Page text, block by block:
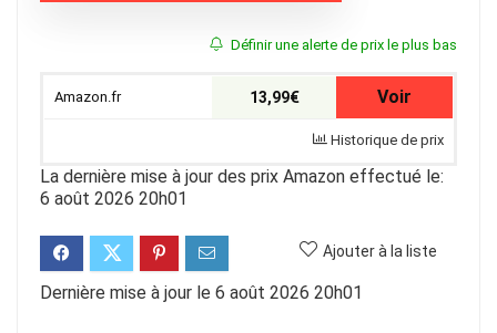
Définir une alerte de prix le plus bas
Amazon.fr 13,99€ Voir
Historique de prix
La dernière mise à jour des prix Amazon effectué le:
6 août 2026 20h01
Ajouter à la liste
Dernière mise à jour le 6 août 2026 20h01